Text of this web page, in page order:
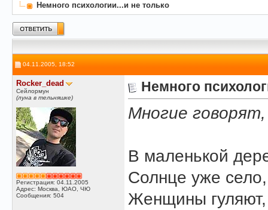
Немного психологии...и не только
04.11.2005, 18:52
Rocker_dead
Сейлормун
(луна в тельняшке)
Регистрация: 04.11.2005
Адрес: Москва, ЮАО, ЧЮ
Сообщения: 504
Немного
Многие
В маленькой
Солнце уже
Женщины